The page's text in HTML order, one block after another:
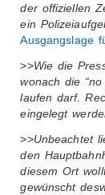
der offiziellen
ein
Ausgangslage
>>Wie die
wonach die
laufen darf.
eingelegt
>>Unbeachtet
den
diesem Ort
gewünscht